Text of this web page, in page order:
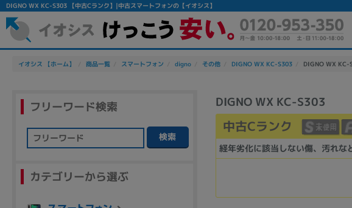
DIGNO WX KC-S303 【中古Cランク】|中古スマートフォンの【イオシス】
イオシス 【ホーム】 商品一覧 スマートフォン digno その他 DIGNO WX KC-S303 DIGNO WX
DIGNO WX KC-S303
中古Cランク
経年劣化に該当しない傷、汚れな
フリーワード検索
検索
カテゴリーから選ぶ
かんたんパソ
除外ワード